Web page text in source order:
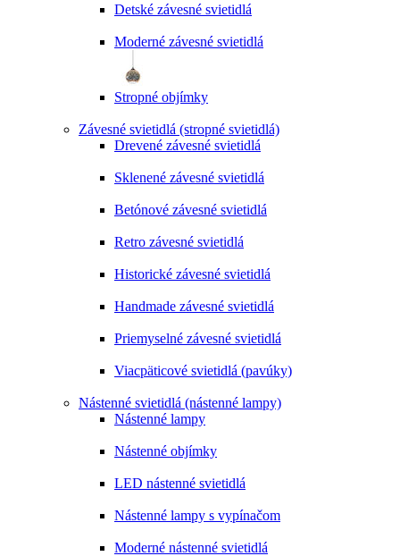
Detské závesné svietidlá
Moderné závesné svietidlá
Stropné objímky
Závesné svietidlá (stropné svietidlá)
Drevené závesné svietidlá
Sklenené závesné svietidlá
Betónové závesné svietidlá
Retro závesné svietidlá
Historické závesné svietidlá
Handmade závesné svietidlá
Priemyselné závesné svietidlá
Viacpäticové svietidlá (pavúky)
Nástenné svietidlá (nástenné lampy)
Nástenné lampy
Nástenné objímky
LED nástenné svietidlá
Nástenné lampy s vypínačom
Moderné nástenné svietidlá